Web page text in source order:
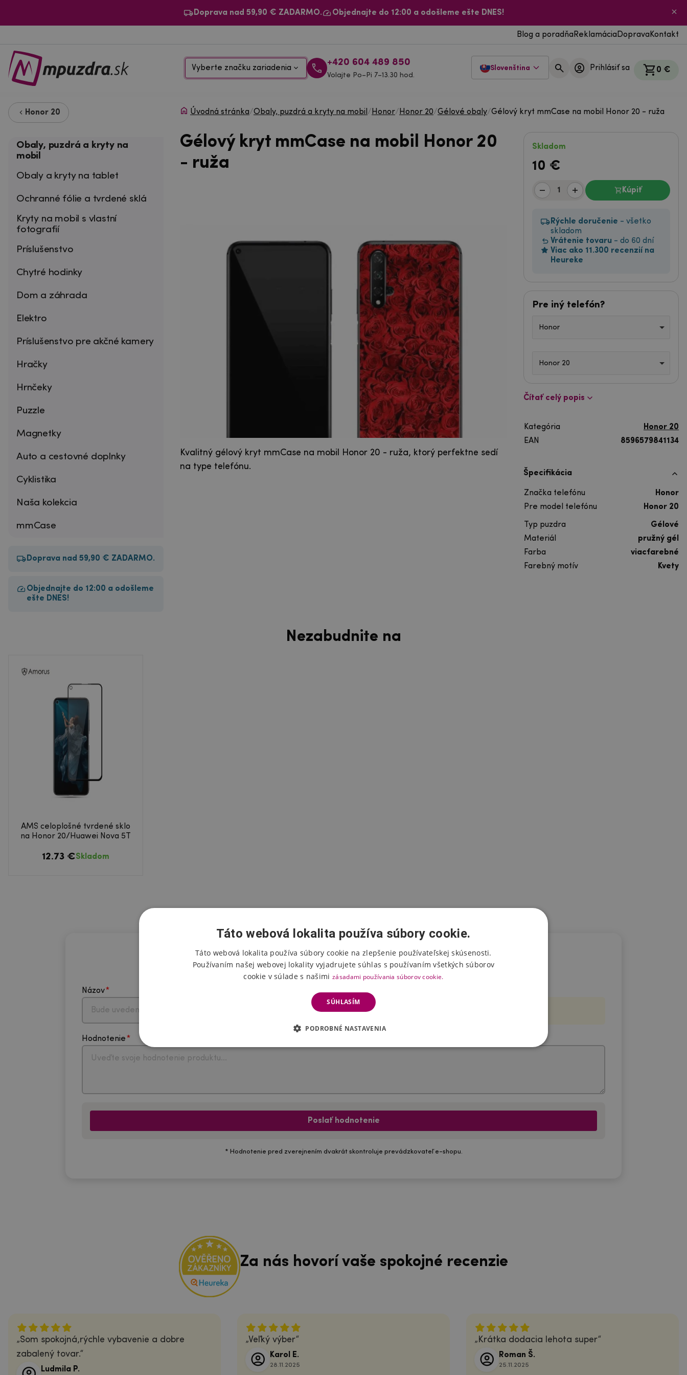
Doprava nad 59,90 € ZADARMO. Objednajte do 12:00 a odošleme ešte DNES!
Blog a poradňa Reklamácia Doprava Kontakt
Vyberte značku zariadenia
+420 604 489 850
Volajte Po–Pi 7–13.30 hod.
Slovenština Prihlásiť sa 0 €
Honor 20
Obaly, puzdrá a kryty na
mobil
Obaly a kryty na tablet
Ochranné fólie a tvrdené sklá
Kryty na mobil s vlastní
fotografií
Príslušenstvo
Chytré hodinky
Dom a záhrada
Elektro
Príslušenstvo pre akčné kamery
Hračky
Hrnčeky
Puzzle
Magnetky
Auto a cestovné doplnky
Cyklistika
Naša kolekcia
mmCase
Doprava nad 59,90 € ZADARMO.
Objednajte do 12:00 a odošleme
ešte DNES!
Úvodná stránka/Obaly, puzdrá a kryty na mobil / Honor/ Honor 20/Gélové obaly/Gélový kryt mmCase na mobil Honor 20 - ruža
Gélový kryt mmCase na mobil Honor 20
- ruža
Kvalitný gélový kryt mmCase na mobil Honor 20 - ruža, ktorý perfektne sedí
na type telefónu.
Skladom
10 €
Kúpiť
Rýchle doručenie - všetko
skladom
Vrátenie tovaru - do 60 dní
Viac ako 11.300 recenzií na
Heureke
Pre iný telefón?
Honor
Honor 20
Čítať celý popis
Kategória
Honor 20
EAN
8596579841134
Špecifikácia
Značka telefónu
Honor
Pre model telefónu
Honor 20
Typ puzdra
Gélové
Materiál
pružný gél
Farba
viacfarebné
Farebný motív
Kvety
Nezabudnite na
AMS celoplošné tvrdené sklo
na Honor 20/Huawei Nova 5T
12.73 €Skladom
Hodnotenie produktu
Názov Vyberte počet hviezdičiek
Hodnotenie
Poslať hodnotenie
* Hodnotenie pred zverejnením dvakrát skontroluje prevádzkovateľ e-shopu.
Za nás hovorí vaše spokojné recenzie
Som spokojná,rýchle vybavenie a dobre
zabalený tovar.
Ludmila P.
Veľký výber
Karol E.
28.11.2025
Krátka dodacia lehota super
Roman Š.
25.11.2025
Táto webová lokalita používa súbory cookie.
Táto webová lokalita používa súbory cookie na zlepšenie používateľskej skúsenosti.
Používaním našej webovej lokality vyjadrujete súhlas s používaním všetkých súborov
cookie v súlade s našimi zásadami používania súborov cookie.
SÚHLASÍM
PODROBNÉ NASTAVENIA